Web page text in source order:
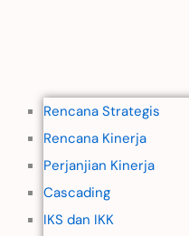
Rencana Strategis
Rencana Kinerja
Perjanjian Kinerja
Cascading
IKS dan IKK